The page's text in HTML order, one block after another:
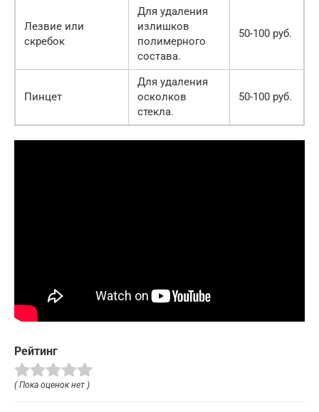
Лезвие или
скребок
Для удаления
излишков
полимерного
состава.
50-100 руб.
Пинцет
Для удаления
осколков
стекла.
50-100 руб.
Рейтинг
( Пока оценок нет )